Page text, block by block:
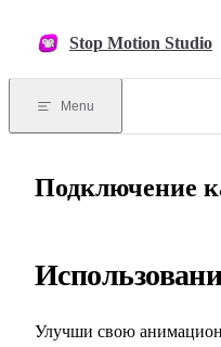
Stop Motion Studio
Menu
Подключение
Улучши свою